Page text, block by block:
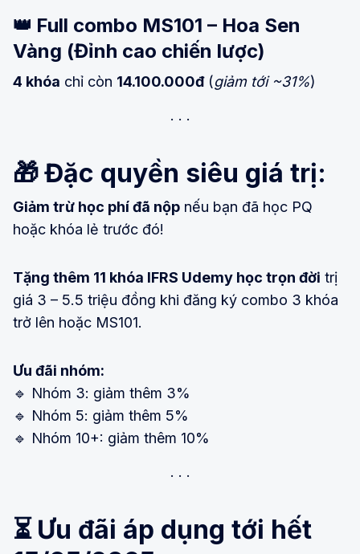
👑 Full combo MS101 – Hoa Sen
Vàng (Đỉnh cao chiến lược)
4 khóa chỉ còn 14.100.000đ(giảm tới ~31%)
🎁Đặc quyền siêu giá trị:
Giảm trừ học phí đã nộp nếu bạn đã học PQ
hoặc khóa lẻ trước đó!
Tặng thêm 11 khóa IFRS Udemy học trọn đời trị
giá 3 – 5.5 triệu đồng khi đăng ký combo 3 khóa
trở lên hoặc MS101.
Ưu đãi nhóm:
🔹 Nhóm 3: giảm thêm 3%
🔹 Nhóm 5: giảm thêm 5%
🔹 Nhóm 10+: giảm thêm 10%
⏳ Ưu đãi áp dụng tới hết